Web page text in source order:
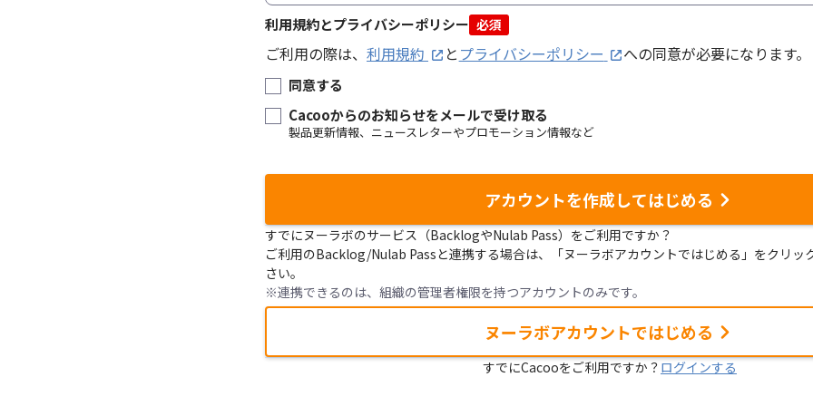
利用規約とプライバシーポリシー 必須
ご利用の際は、 利用規約 と プライバシーポリシー への同意が必要になります。
同意する
Cacooからのお知らせをメールで受け取る
製品更新情報、ニュースレターやプロモーション情報など
アカウントを作成してはじめる
すでにヌーラボのサービス（BacklogやNulab Pass）をご利用ですか？
ご利用のBacklog/Nulab Passと連携する場合は、「ヌーラボアカウントではじめる」をクリッ
さい。
※連携できるのは、組織の管理者権限を持つアカウントのみです。
ヌーラボアカウントではじめる
すでにCacooをご利用ですか？ ログインする